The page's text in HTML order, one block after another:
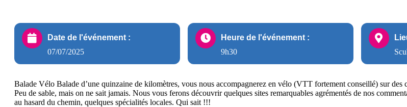
Date de l'événement :
07/07/2025
Heure de l'événement :
9h30
Balade Vélo Balade d’une quinzaine de kilomètres, vous nous accompagnerez en vélo (VTT fortement conseillé) sur des
Peu de sable, mais on ne sait jamais. Nous vous ferons découvrir quelques sites remarquables agrémentés de nos
au hasard du chemin, quelques spécialités locales. Qui sait !!!